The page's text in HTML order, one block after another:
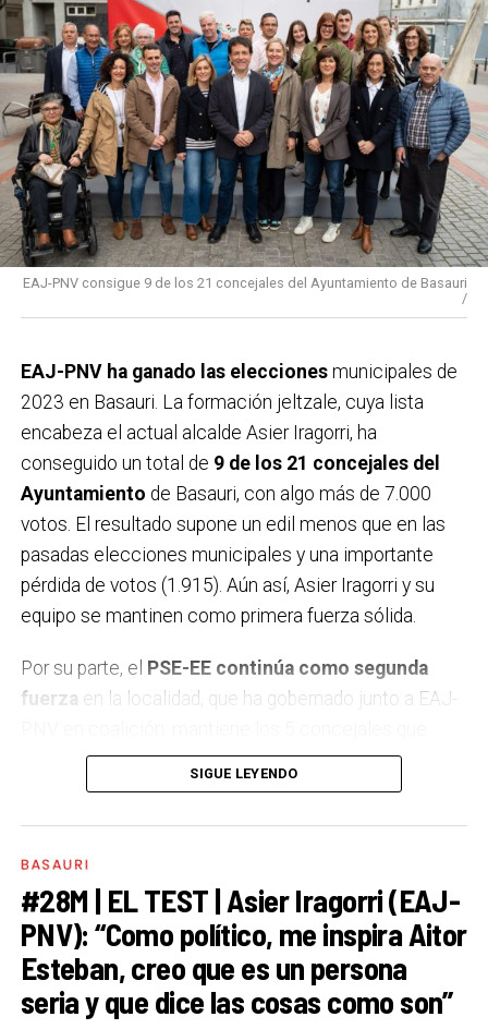
EAJ-PNV consigue 9 de los 21 concejales del Ayuntamiento de Basauri
/
EAJ-PNV ha ganado las eleccionesmunicipales de
2023 en Basauri. La formación jeltzale, cuya lista
encabeza el actual alcalde Asier Iragorri, ha
conseguido un total de 9 de los 21 concejales del
Ayuntamiento de Basauri, con algo más de 7.000
votos. El resultado supone un edil menos que en las
pasadas elecciones municipales y una importante
pérdida de votos (1.915). Aún así, Asier Iragorri y su
equipo se mantinen como primera fuerza sólida.
Por su parte, el PSE-EE continúa como segunda
fuerza en la localidad, que ha gobernado junto a EAJ-
alcanzó en los comicios de 2019, pero ha perdido 675
votos. En tercer lugar se sitúa
mejores resultados:
cuatro. Además, ha conseguido 853 votos más y se
ha quedado a escasos cien votos de conseguir el
quinto concejal.
Por su parte,Elkarrekin Podemos consigue 2
SIGUE LEYENDO
BASAURI
#28M | EL TEST | Asier Iragorri (EAJ-
PNV): “Como político, me inspira Aitor
Esteban, creo que es un persona
seria y que dice las cosas como son”